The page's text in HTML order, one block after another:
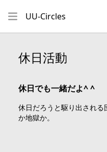
UU-Circles
休日活動
休日でも一緒だよ^ ^
休日だろうと駆り出され
か地獄か。